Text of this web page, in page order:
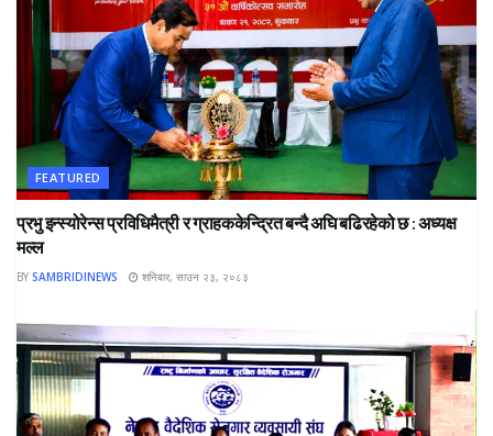
FEATURED
प्रभु इन्स्योरेन्स प्रविधिमैत्री र ग्राहककेन्द्रित बन्दै अघि बढिरहेको छ : अध्यक्ष
मल्ल
BY SAMBRIDINEWS शनिबार, साउन २३, २०८३